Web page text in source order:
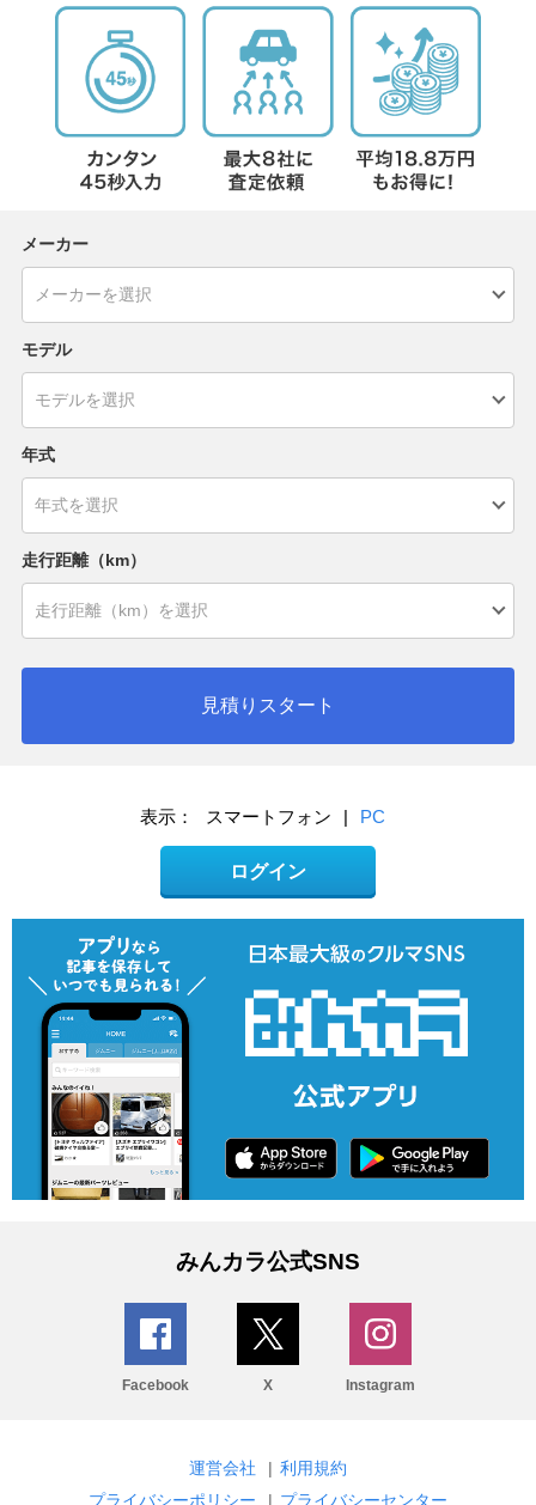
メーカー
モデル
年式
走行距離（km）
見積りスタート
表示： スマートフォン | PC
ログイン
みんカラ公式SNS
Facebook X Instagram
運営会社 | 利用規約
プライバシーポリシー
| プライバシーセンター